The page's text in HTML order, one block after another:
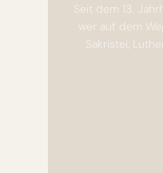
Seit dem 13.
wer auf dem
Sakristei,